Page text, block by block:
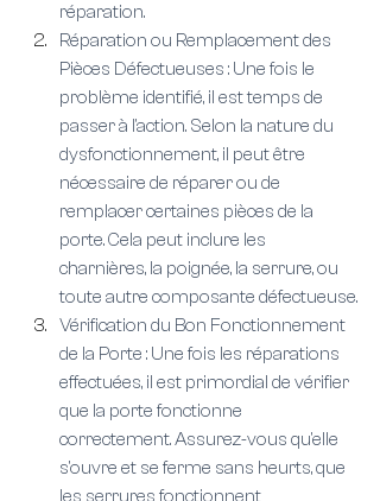
réparation.
Réparation ou Remplacement des
Pièces Défectueuses : Une fois le
problème identifié, il est temps de
passer à l'action. Selon la nature du
dysfonctionnement, il peut être
nécessaire de réparer ou de
remplacer certaines pièces de la
porte. Cela peut inclure les
charnières, la poignée, la serrure, ou
toute autre composante défectueuse.
Vérification du Bon Fonctionnement
de la Porte : Une fois les réparations
effectuées, il est primordial de vérifier
que la porte fonctionne
correctement. Assurez-vous qu'elle
s'ouvre et se ferme sans heurts, que
les serrures fonctionnent